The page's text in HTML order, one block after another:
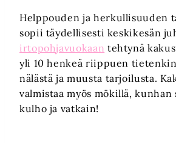
Helppouden ja herkullisuuden
sopii täydellisesti keskikesän
irtopohjavuokaan tehtynä
yli 10 henkeä riippuen
nälästä ja muusta tarjoilusta.
valmistaa myös mökillä,
kulho ja vatkain!